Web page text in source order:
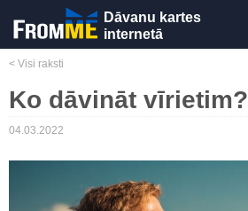
Dāvanu kartes
internetā
< Visi raksti
Ko dāvināt vīrietim?
04.03.2022